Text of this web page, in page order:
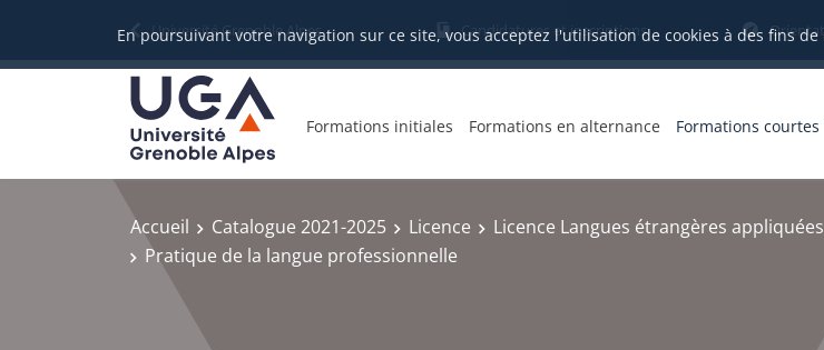
En poursuivant votre navigation sur ce site, vous acceptez l'utilisation de cookies à des fins
Université Grenoble Alpes Candidatures et inscriptions
Formations initiales Formations en alternance Formations courtes
Accueil Catalogue 2021-2025 Licence Licence Langues étrangères appliquées
Pratique de la langue professionnelle